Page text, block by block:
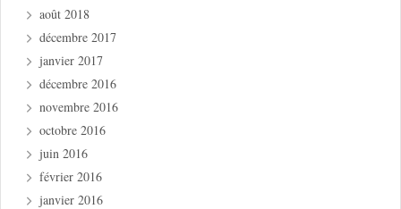
août 2018
décembre 2017
janvier 2017
décembre 2016
novembre 2016
octobre 2016
juin 2016
février 2016
janvier 2016